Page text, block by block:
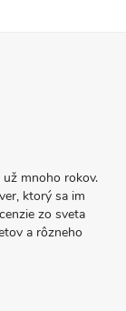
už mnoho rokov.
ktorý sa im
zo sveta
a rôzneho